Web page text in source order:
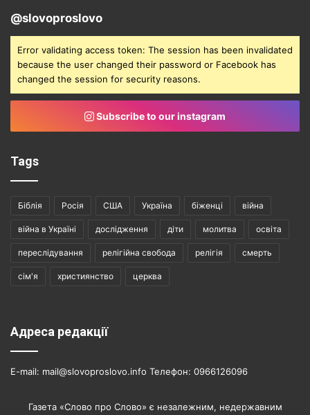
@slovoproslovo
Error validating access token: The session has been invalidated
because the user changed their password or Facebook has
changed the session for security reasons.
Subscribe to our instagram
Tags
Біблія Росія США Україна біженці війна
війна в Україні дослідження діти молитва освіта
переслідування релігійна свобода релігія смерть
сім'я християнство церква
Адреса редакції
E-mail: mail@slovoproslovo.info Телефон: 0966126096
Газета «Слово про Слово» є незалежним, недержавним